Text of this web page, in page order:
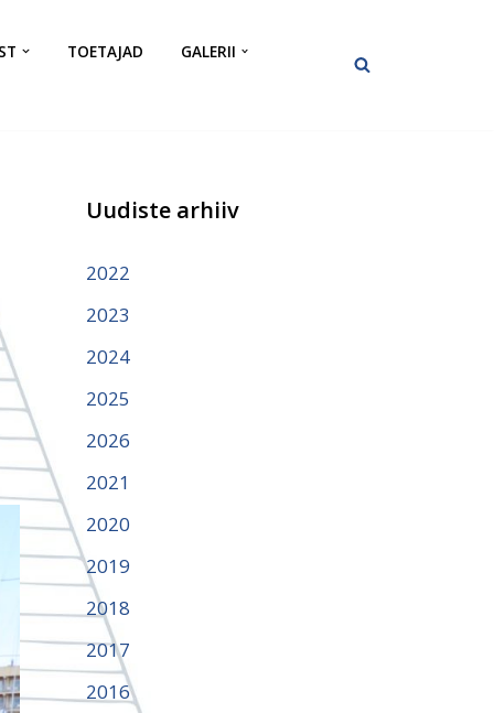
TOETAJAD GALERII
Uudiste arhiiv
2022
2023
2024
2025
2026
2021
2020
2019
2018
2017
2016